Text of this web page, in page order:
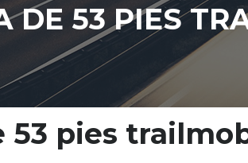
DE 53 PIES
53 pies